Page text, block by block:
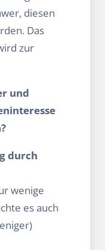
diesen
Das
zur
und
durch
wenige
es auch